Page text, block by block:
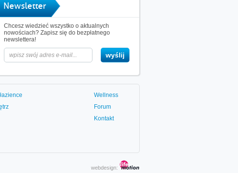
Newsletter
Chcesz wiedzieć wszystko o aktualnych
nowościach? Zapisz się do bezpłatnego
newslettera!
Wellness
Forum
Kontakt
webdesign: